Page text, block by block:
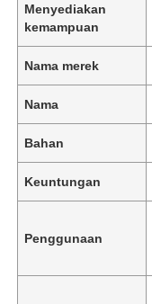
Menyediakan
kemampuan
Nama merek
Nama
Bahan
Keuntungan
Penggunaan